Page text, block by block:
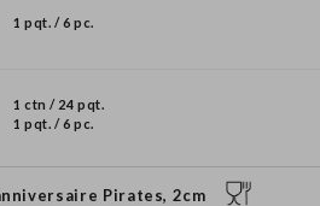
1 pqt. / 6 pc.
1 ctn / 24 pqt.
1 pqt. / 6 pc.
Pirates, 2cm